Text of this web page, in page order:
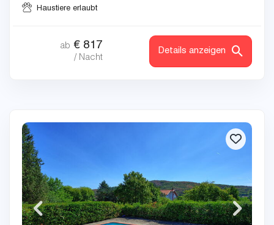
Haustiere erlaubt
ab € 817
/ Nacht
Details anzeigen